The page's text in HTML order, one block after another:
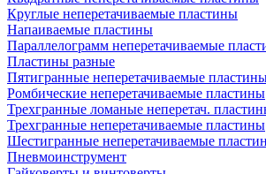
Круглые неперетачиваемые пластины
Напаиваемые пластины
Параллелограмм неперетачиваемые
Пластины разные
Пятигранные неперетачиваемые
Ромбические неперетачиваемые пластины
Трехгранные ломаные неперетач.
Трехгранные неперетачиваемые пластины
Шестигранные неперетачиваемые
Пневмоинструмент